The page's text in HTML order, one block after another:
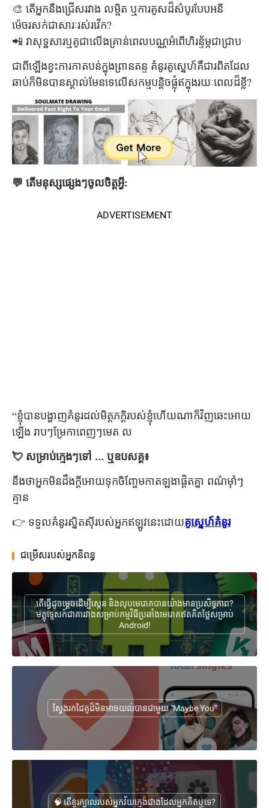
🎨 តើអ្នកនឹងជ្រើសរវាង លម្អិត ឬការគូសដ៏សំបូរបែបអនី
ម៉េចរសក់ជាសារៈរស់រវើក?
📲 វាសុទ្ឋសារឬគូជាលើងគ្រាន់ពេលបណ្ណអំពើហិរន្ទ័ម្កជាជ្រាប
ជាពីឡើងខ្វះការកាតបន់ក្នុងព្រានតន្ទ គំនូរគូស្នេហ៍គឺជារពិតដែល
ឆាប់ក៏មិនបានស្គាល់មែនទេលើសកម្មបន្តិចផ្លុំឥក្នុងរយៈពេលដ៏ខ្លី?
💬 តើមនុស្សផ្សេងៗចូលចិត្តអ្វី:
ADVERTISEMENT
“ខ្ញុំបានបង្ហាញគំនូរដល់មិត្តភក្ដិរបស់ខ្ញុំហើយណាក៏វិញឆេះអោយ
ឡើង រាបៗម្រែកា​ពេញៗមេត ល
💘 សម្រាប់ក្មេងៗទៅ ... ឬឧបសគ្គ៖
នឹងថាអ្នកមិនដឹងក្តីអោយទុកចិញ្ចែមកាតឡងាផ្ដិតគ្នា ពណ៌ម៉ាំៗ
គ្មាន
👉 ទទួលគំនូរស្និតស៊ីរបស់អ្នកឥឡូវនេះដោយគូស្នេហ៍គំនូរ
ជម្រើសរបស់អ្នកនិពន្ធ
តើធ្វើដូចម្តេចដើម្បីស្កេន និងលុបមេរោគបានយ៉ាងមានប្រសិទ្ធភាព?
មគ្គុទ្ទេសក៍ជាគារវាងសម្រាប់កម្មវិធីប្រឆាំងមេរោគឥតគិតថ្លៃសម្រាប់
Android!
ស្វែងរកដៃគូដ៏មិនអាចយល់បានជាមួយ "Maybe You"
🧠 តើខួរក្បាលរបស់អ្នកវ័យក្មេងជាងដែលអ្នកគិតឬទេ?